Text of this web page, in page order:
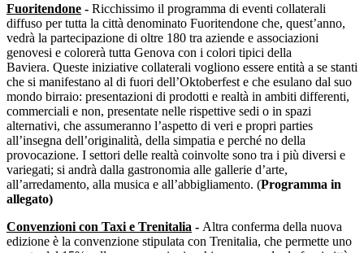
Fuoritendone - Ricchissimo il programma di eventi collaterali
diffuso per tutta la città denominato Fuoritendone che, quest’anno,
vedrà la partecipazione di oltre 180 tra aziende e associazioni
genovesi e colorerà tutta Genova con i colori tipici della
Baviera. Queste iniziative collaterali vogliono essere entità a se stanti
che si manifestano al di fuori dell’Oktoberfest e che esulano dal suo
mondo birraio: presentazioni di prodotti e realtà in ambiti differenti,
commerciali e non, presentate nelle rispettive sedi o in spazi
alternativi, che assumeranno l’aspetto di veri e propri parties
all’insegna dell’originalità, della simpatia e perché no della
provocazione. I settori delle realtà coinvolte sono tra i più diversi e
variegati; si andrà dalla gastronomia alle gallerie d’arte,
all’arredamento, alla musica e all’abbigliamento. (Programma in
allegato)
Convenzioni con Taxi e Trenitalia - Altra conferma della nuova
edizione è la convenzione stipulata con Trenitalia, che permette uno